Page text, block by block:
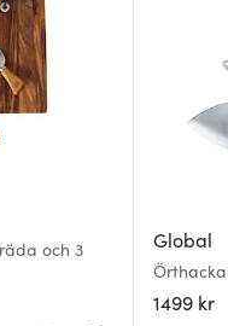
och 3
Global
1499 kr